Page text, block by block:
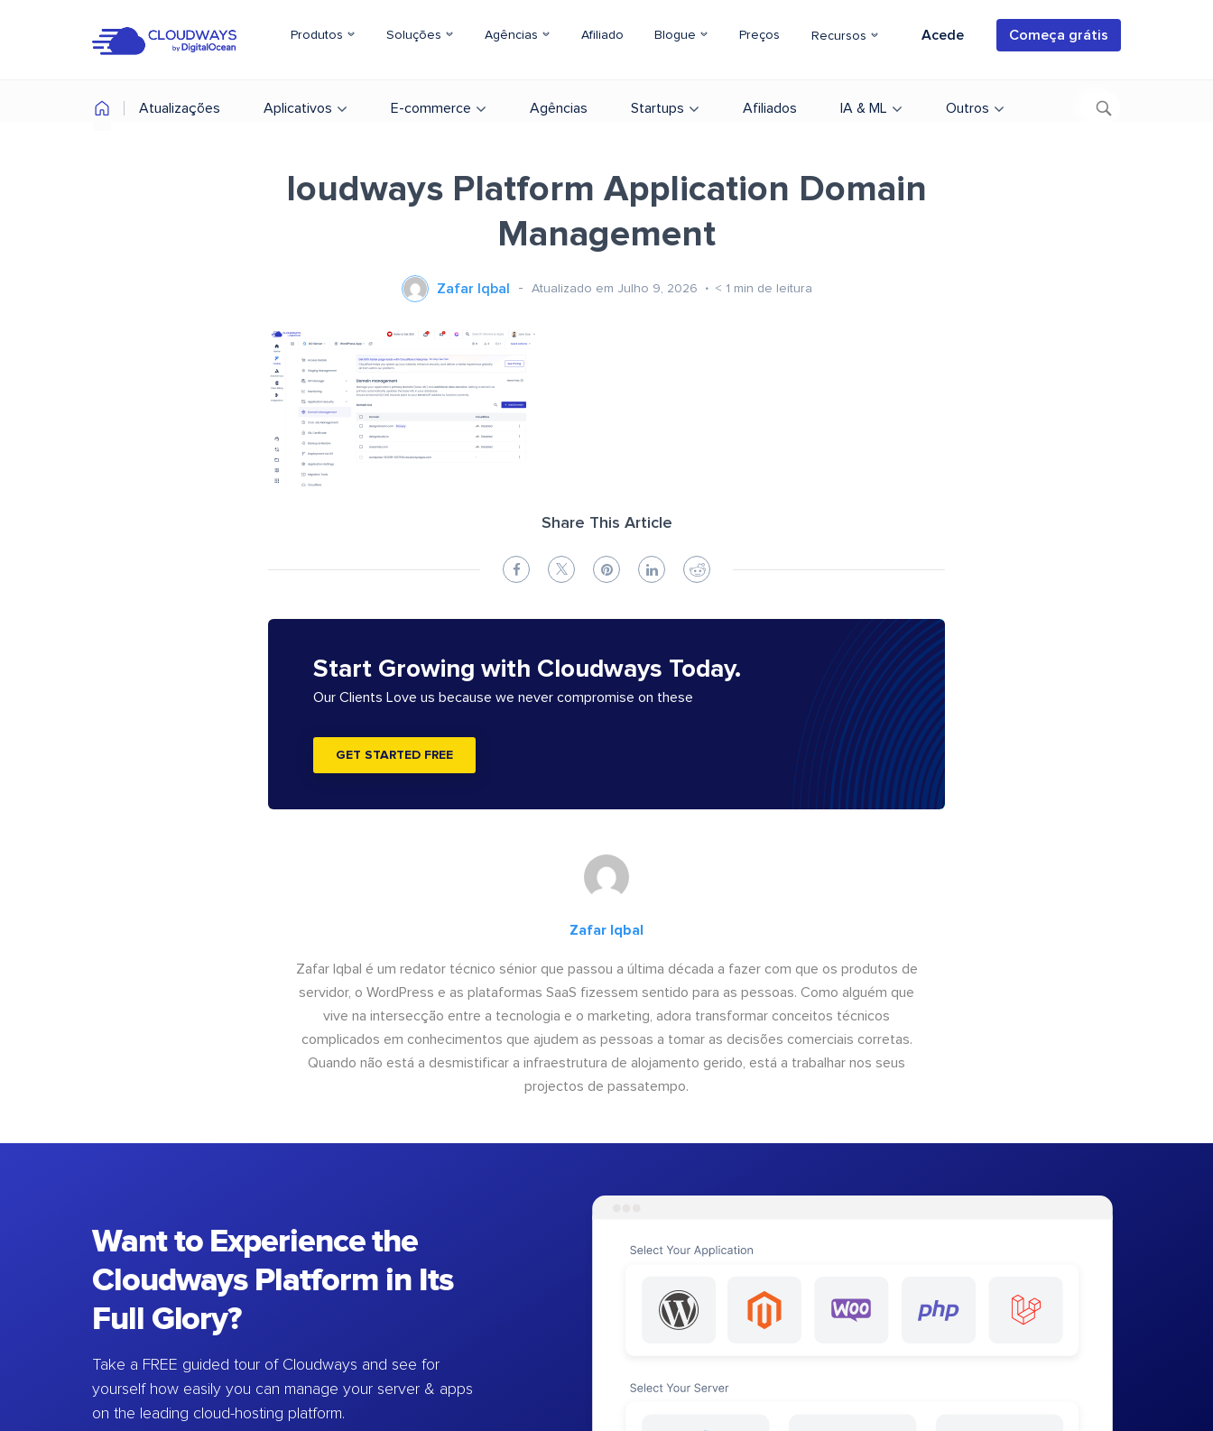
Produtos Soluções Agências Afiliado Blogue Preços Recursos Acede Começa grátis
Atualizações Aplicativos E-commerce Agências Startups Afiliados IA & ML Outros
loudways Platform Application Domain
Management
Zafar Iqbal Atualizado em Julho 9, 2026 < 1 min de leitura
Share This Article
Start Growing with Cloudways Today.
Our Clients Love us because we never compromise on these
GET STARTED FREE
Zafar Iqbal
Zafar Iqbal é um redator técnico sénior que passou a última década a fazer com que os produtos de
servidor, o WordPress e as plataformas SaaS fizessem sentido para as pessoas. Como alguém que
vive na intersecção entre a tecnologia e o marketing, adora transformar conceitos técnicos
complicados em conhecimentos que ajudem as pessoas a tomar as decisões comerciais corretas.
Quando não está a desmistificar a infraestrutura de alojamento gerido, está a trabalhar nos seus
projectos de passatempo.
Want to Experience the
Cloudways Platform in Its
Full Glory?
Take a FREE guided tour of Cloudways and see for
yourself how easily you can manage your server & apps
on the leading cloud-hosting platform.